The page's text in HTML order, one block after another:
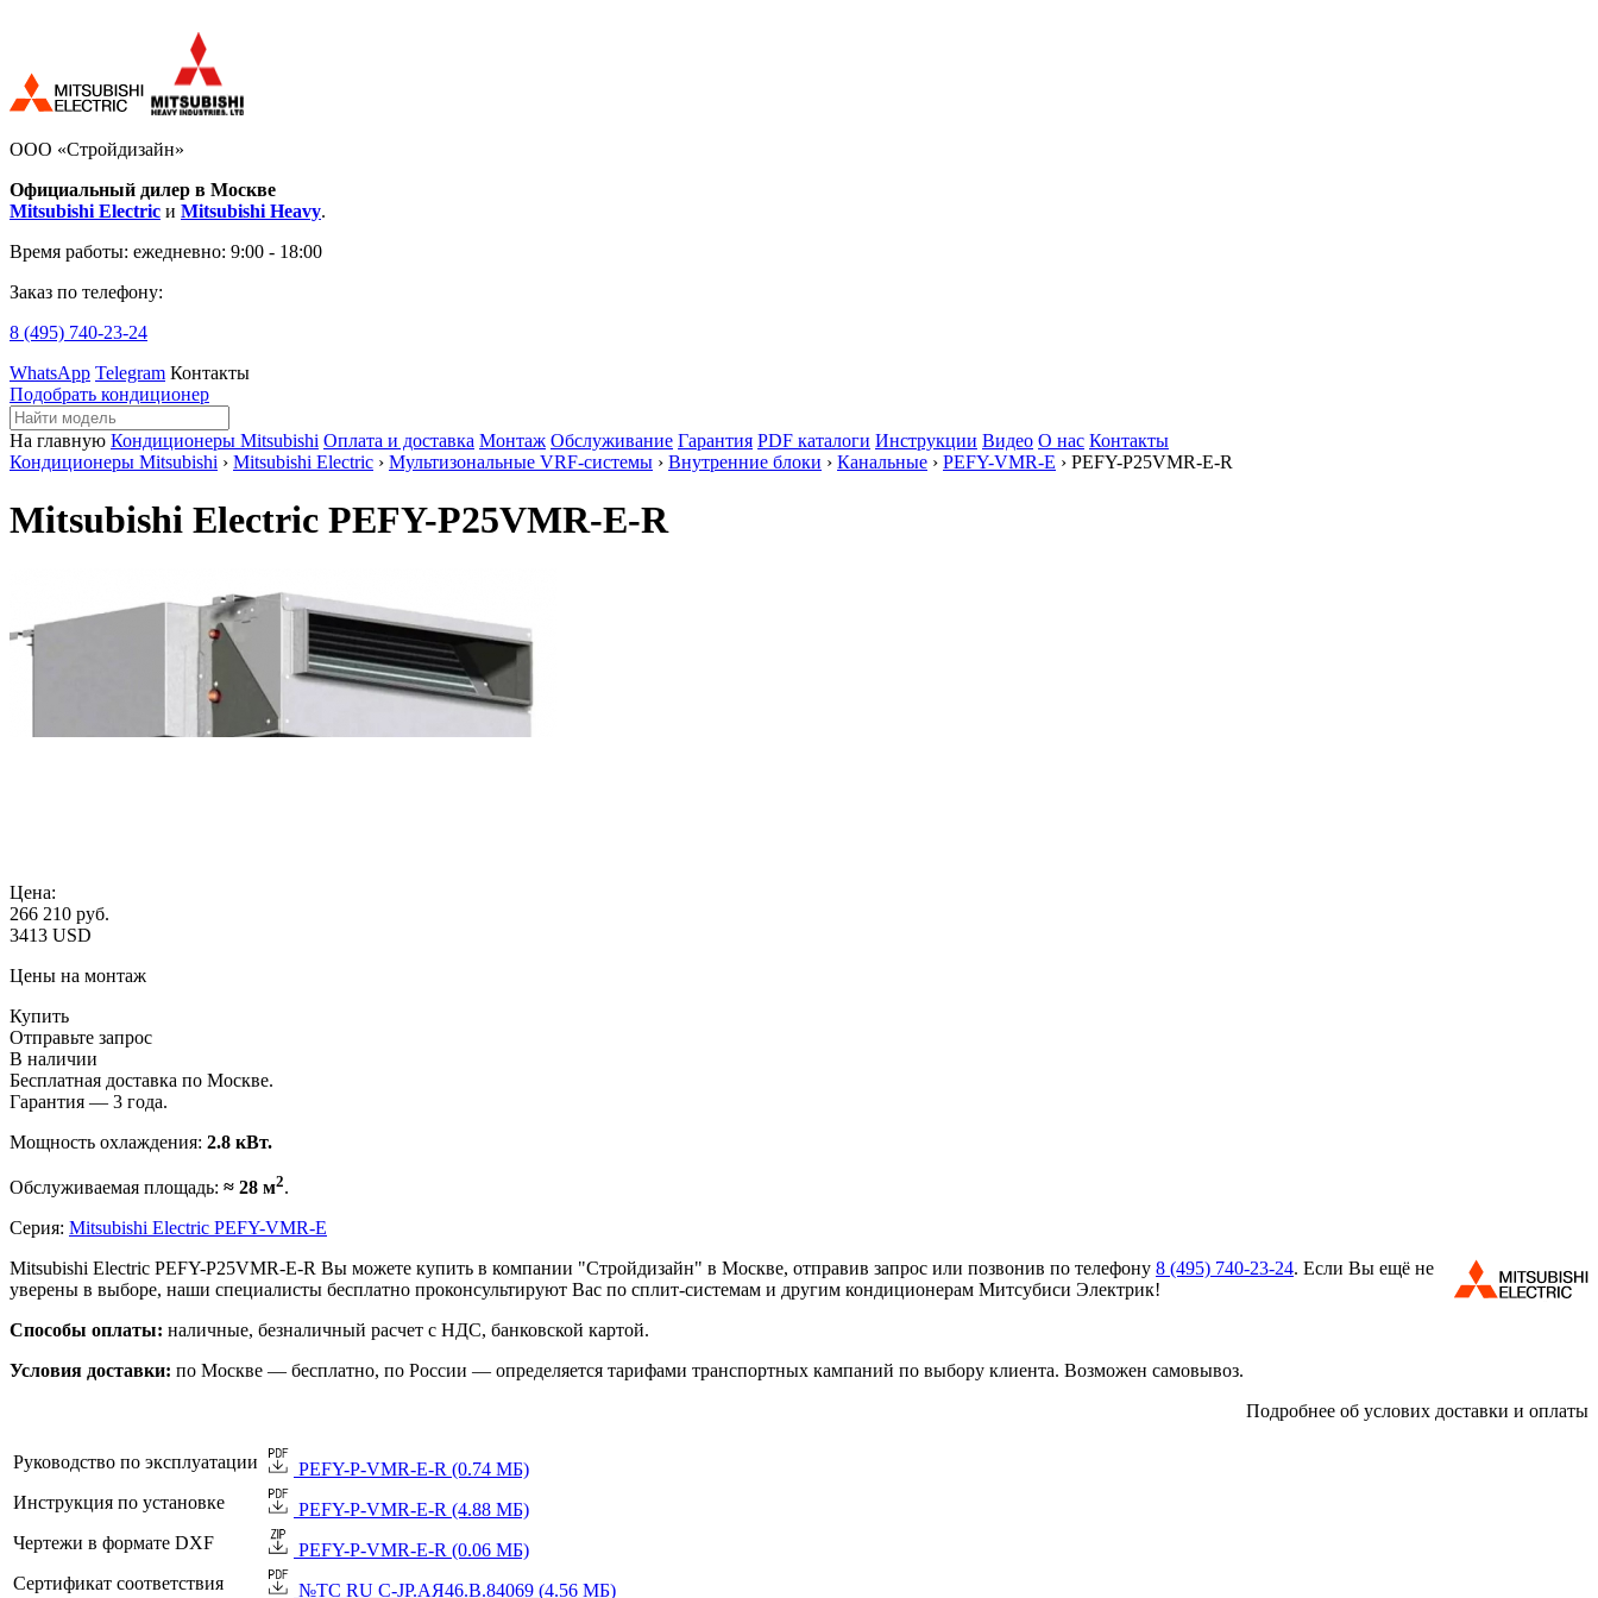
ООО «Стройдизайн»
Официальный дилер в Москве
Mitsubishi Electric и Mitsubishi Heavy.
Время работы: ежедневно: 9:00 - 18:00
Заказ по телефону:
8 (495) 740-23-24
WhatsApp Telegram Контакты
Подобрать кондиционер
На главную Кондиционеры Mitsubishi Оплата и доставка Монтаж Обслуживание Гарантия PDF каталоги Инструкции Видео О нас Контакты
Кондиционеры Mitsubishi › Mitsubishi Electric › Мультизональные VRF-системы › Внутренние блоки › Канальные › PEFY-VMR-E › PEFY-P25VMR-E-R
Mitsubishi Electric PEFY-P25VMR-E-R
Цена:
266 210 руб.
3413 USD
Цены на монтаж
Купить
Отправьте запрос
В наличии
Бесплатная доставка по Москве.
Гарантия — 3 года.
Мощность охлаждения: 2.8 кВт.
Обслуживаемая площадь: ≈ 28 м2.
Серия: Mitsubishi Electric PEFY-VMR-E
Mitsubishi Electric PEFY-P25VMR-E-R Вы можете купить в компании "Стройдизайн" в Москве, отправив запрос или позвонив по телефону 8 (495) 740-23-24. Если Вы ещё не
уверены в выборе, наши специалисты бесплатно проконсультируют Вас по сплит-системам и другим кондиционерам Митсубиси Электрик!
Способы оплаты: наличные, безналичный расчет с НДС, банковской картой.
Условия доставки: по Москве — бесплатно, по России — определяется тарифами транспортных кампаний по выбору клиента. Возможен самовывоз.
Подробнее об услових доставки и оплаты
Руководство по эксплуатации
PEFY-P-VMR-E-R (0.74 МБ)
Инструкция по установке
PEFY-P-VMR-E-R (4.88 МБ)
Чертежи в формате DXF
PEFY-P-VMR-E-R (0.06 МБ)
Сертификат соответствия
№TC RU C-JP.АЯ46.B.84069 (4.56 МБ)